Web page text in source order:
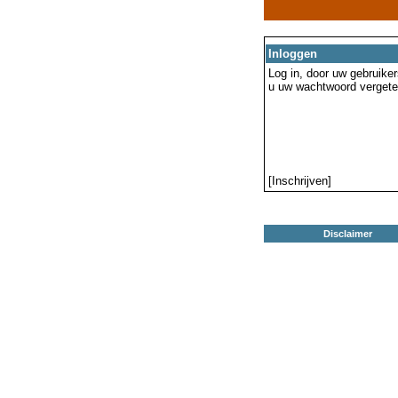
Inloggen
Log in, door uw
u uw wachtwoord
[Inschrijven]
Disclaimer